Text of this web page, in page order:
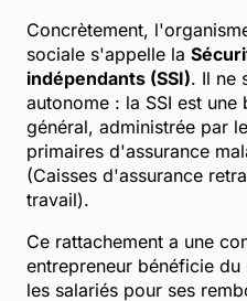
Concrètement,
sociale s'appelle la
indépendants (SSI). Il ne
autonome : la SSI est une
général, administrée par
primaires d'assurance
(Caisses d'assurance
travail).
Ce rattachement a une
entrepreneur bénéficie
les salariés pour ses